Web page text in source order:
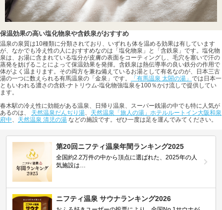
保温効果の高い塩化物泉や含鉄泉がおすすめ
温泉の泉質は10種類に分類されており、いずれも体を温める効果は有しています
が、なかでも冷え性の人におすすめなのは「塩化物泉」と「含鉄泉」です。塩化物
泉は、お湯に含まれている塩分が皮膚の表面をコーティングし、毛穴を塞いで汗の
蒸発を妨げることによって保温効果を発揮。含鉄泉は熱伝導率の良い鉄分の作用で
体がよく温まります。その両方を兼ね備えているお湯として有名なのが、日本三古
湯の一つに数えられる有馬温泉の「金泉」です。
「有馬温泉 太閤の湯」 では日本一
ともいわれる濃さの含鉄-ナトリウム-塩化物強塩泉を100％かけ流しで提供してい
ます。
春木駅の冷え性に効能がある温泉、日帰り温泉、スーパー銭湯の中でも特に人気が
あるのは、 天然温泉だんぢり湯、 天然温泉「旅人の湯」ホテルルートイン大阪和泉
府中、 天然温泉 清児の湯 などの施設です。ぜひ一度は足を運んでみてください。
第20回ニフティ温泉年間ランキング2025
全国約2.2万件の中から頂点に選ばれた、2025年の人
気施設は…
ニフティ温泉 サウナランキング2026